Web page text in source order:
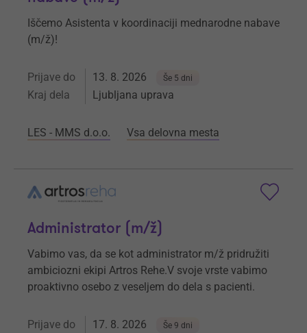
Iščemo Asistenta v koordinaciji mednarodne nabave
(m/ž)!
Prijave do 13. 8. 2026 Še 5 dni
Kraj dela Ljubljana uprava
LES - MMS d.o.o. Vsa delovna mesta
Administrator (m/ž)
Vabimo vas, da se kot administrator m/ž pridružiti
ambiciozni ekipi Artros Rehe.V svoje vrste vabimo
proaktivno osebo z veseljem do dela s pacienti.
Prijave do 17. 8. 2026 Še 9 dni